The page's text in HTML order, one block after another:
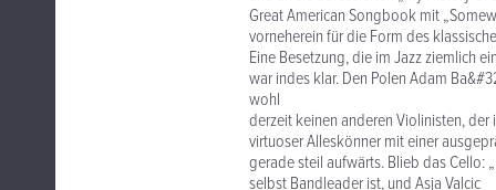
Great American Songbook mit
vorneherein für die Form des
Eine Besetzung, die im Jazz ziemlich
war indes klar. Den Polen Adam
wohl
derzeit keinen anderen Violinisten,
virtuoser Alleskönner mit einer
gerade steil aufwärts. Blieb das Cello:
selbst Bandleader ist, und Asja Valcic